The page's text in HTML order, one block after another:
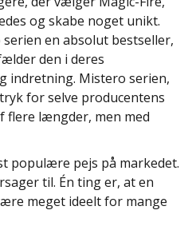
og skabe noget unikt.
en absolut bestseller,
den i deres
indretning. Mistero serien,
for selve producentens
flere længder, men med
populære pejs på markedet.
til. Én ting er, at en
meget ideelt for mange